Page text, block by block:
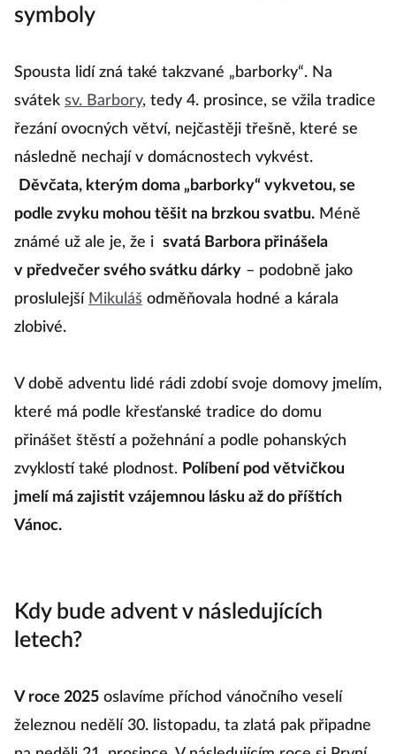
symboly
Spousta lidí zná také takzvané „barborky“. Na
svátek sv. Barbory, tedy 4. prosince, se vžila tradice
řezání ovocných větví, nejčastěji třešně, které se
následně nechají v domácnostech vykvést.
Děvčata, kterým doma „barborky“ vykvetou, se
podle zvyku mohou těšit na brzkou svatbu. Méně
známé už ale je, že i svatá Barbora přinášela
v předvečer svého svátku dárky – podobně jako
proslulejší Mikuláš odměňovala hodné a kárala
zlobivé.
V době adventu lidé rádi zdobí svoje domovy jmelím,
které má podle křesťanské tradice do domu
přinášet štěstí a požehnání a podle pohanských
zvyklostí také plodnost. Políbení pod větvičkou
jmelí má zajistit vzájemnou lásku až do příštích
Vánoc.
Kdy bude advent v následujících
letech?
V roce 2025 oslavíme příchod vánočního veselí
železnou nedělí 30. listopadu, ta zlatá pak připadne